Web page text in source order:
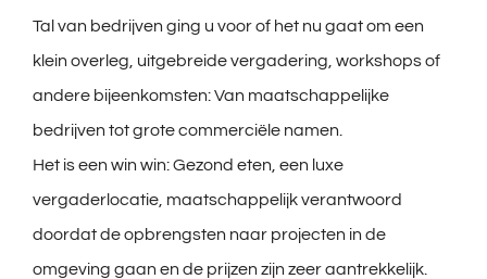
Tal van bedrijven ging u voor of het nu gaat om een
klein overleg, uitgebreide vergadering, workshops of
andere bijeenkomsten: Van maatschappelijke
bedrijven tot grote commerciële namen.
Het is een win win: Gezond eten, een luxe
vergaderlocatie, maatschappelijk verantwoord
doordat de opbrengsten naar projecten in de
omgeving gaan en de prijzen zijn zeer aantrekkelijk.